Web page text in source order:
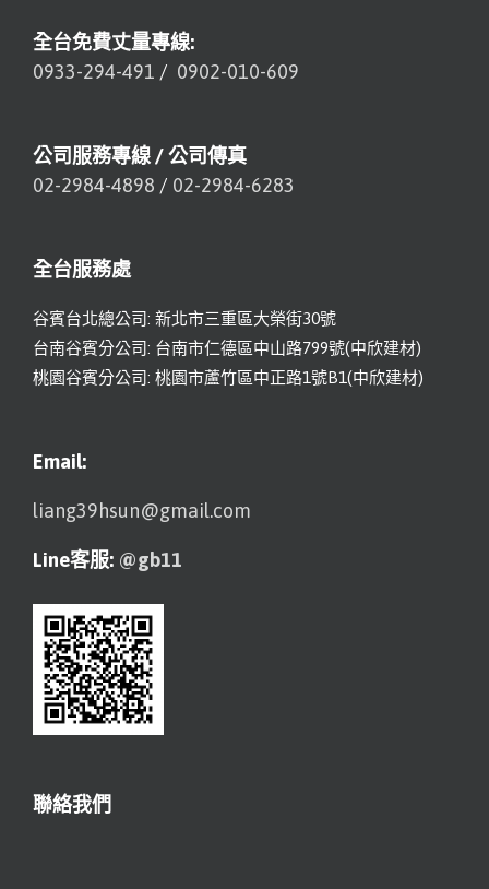
全台免費丈量專線:
0933-294-491 / 0902-010-609
公司服務專線 / 公司傳真
02-2984-4898 / 02-2984-6283
全台服務處
谷賓台北總公司: 新北市三重區大榮街30號
台南谷賓分公司: 台南市仁德區中山路799號(中欣建材)
桃園谷賓分公司: 桃園市蘆竹區中正路1號B1(中欣建材)
Email:
liang39hsun@gmail.com
Line客服: @gb11
聯絡我們